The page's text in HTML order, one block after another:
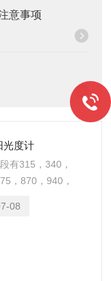
意事项
光度计
有315，340，
，870，940，
溶胶光学厚度，浑
，气溶胶物理和光
08